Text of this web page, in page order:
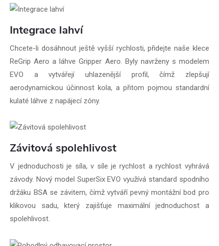
Integrace lahví
Chcete-li dosáhnout ještě vyšší rychlosti, přidejte naše klece
ReGrip Aero a láhve Gripper Aero. Byly navrženy s modelem
EVO a vytvářejí uhlazenější profil, čímž zlepšují
aerodynamickou účinnost kola, a přitom pojmou standardní
kulaté láhve z napájecí zóny.
Závitová spolehlivost
V jednoduchosti je síla, v síle je rychlost a rychlost vyhrává
závody. Nový model SuperSix EVO využívá standard spodního
držáku BSA se závitem, čímž vytváří pevný montážní bod pro
klikovou sadu, který zajišťuje maximální jednoduchost a
spolehlivost.